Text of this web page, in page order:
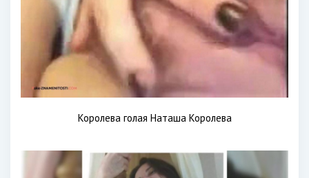
Королева голая Наташа Королева